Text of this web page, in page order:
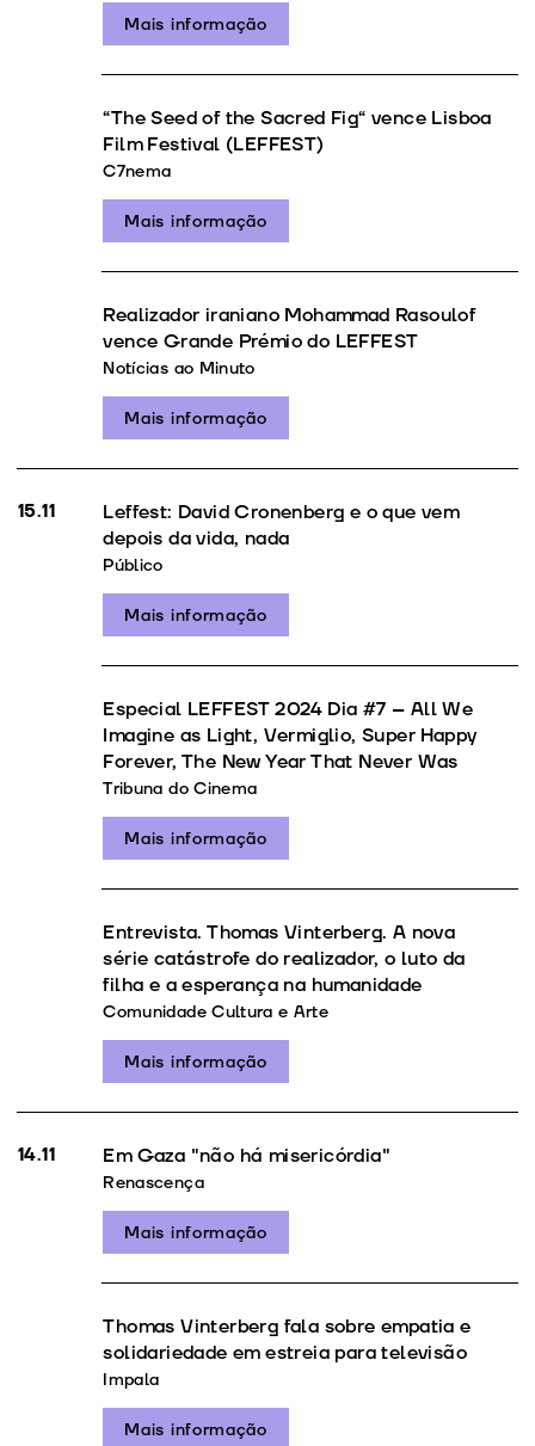
Mais informação
“The Seed of the Sacred Fig“ vence Lisboa
Film Festival (LEFFEST)
C7nema
Mais informação
Realizador iraniano Mohammad Rasoulof
vence Grande Prémio do LEFFEST
Notícias ao Minuto
Mais informação
15.11
Leffest: David Cronenberg e o que vem
depois da vida, nada
Público
Mais informação
Especial LEFFEST 2024 Dia #7 – All We
Imagine as Light, Vermiglio, Super Happy
Forever, The New Year That Never Was
Tribuna do Cinema
Mais informação
Entrevista. Thomas Vinterberg. A nova
série catástrofe do realizador, o luto da
filha e a esperança na humanidade
Comunidade Cultura e Arte
Mais informação
14.11 Em Gaza "não há misericórdia"
Renascença
Mais informação
Thomas Vinterberg fala sobre empatia e
solidariedade em estreia para televisão
Impala
Mais informação